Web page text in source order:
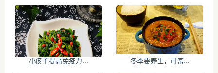
小孩子提高免疫力... 冬季要养生，可常...